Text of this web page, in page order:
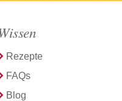
Rezepte
FAQs
Blog